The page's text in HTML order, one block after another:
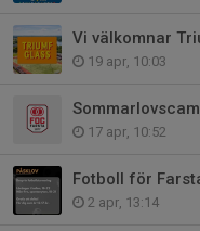
19 apr, 10:03
17 apr, 10:52
Fotboll för
2 apr, 13:14